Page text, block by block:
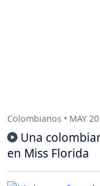
Colombianos • MAY
Una
en Miss Florida